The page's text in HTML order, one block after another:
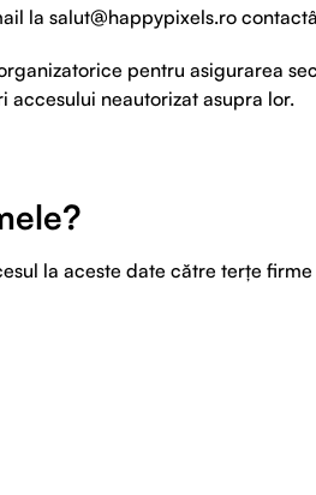
la salut@happypixels.ro
pentru asigurarea
neautorizat asupra lor.
la aceste date către terțe